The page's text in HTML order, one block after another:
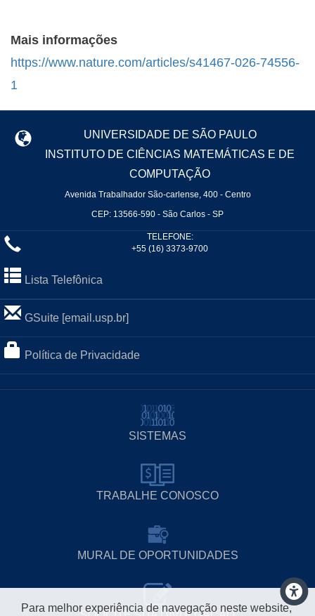
Mais informações
https://www.nature.com/articles/s41467-026-74556-
1
UNIVERSIDADE DE SÃO PAULO
INSTITUTO DE CIÊNCIAS MATEMÁTICAS E DE
COMPUTAÇÃO
Avenida Trabalhador São-carlense, 400 - Centro
CEP: 13566-590 - São Carlos - SP
TELEFONE:
+55 (16) 3373-9700
Lista Telefônica
GSuite [email.usp.br]
Política de Privacidade
SISTEMAS
TRABALHE CONOSCO
MURAL DE OPORTUNIDADES
Para melhor experiência de navegação neste website,